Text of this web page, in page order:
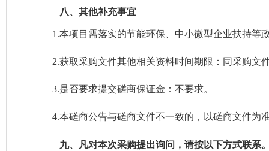
八、 其他补充事宜
1.本项目需落实的节能环保、中小微型企业扶持等
2.获取采购文件其他相关资料时间期限：同采购文
3.是否要求提交磋商保证金： 不要求。
4.本磋商公告与磋商文件不一致的，以磋商文件为
九、 凡对本次采购提出询问，请按以下方式联系